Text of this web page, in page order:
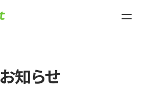
お知らせ